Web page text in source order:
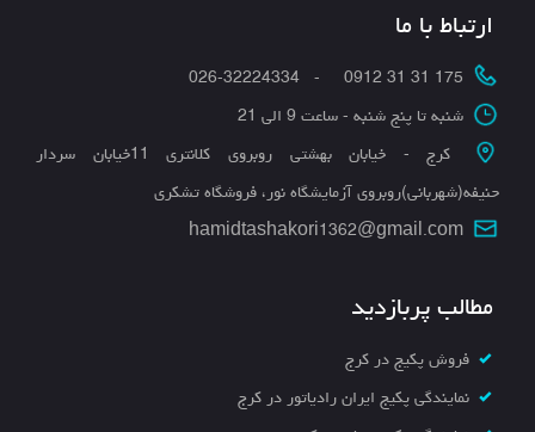
ارتباط با ما
175 31 31 0912 - 026-32224334
شنبه تا پنج شنبه - ساعت 9 الی 21
کرج - خیابان بهشتی روبروی کلانتری 11خیابان سردار
حنیفه(شهربانی)روبروی آزمایشگاه نور، فروشگاه تشکری
hamidtashakori1362@gmail.com
مطالب پربازدید
فروش پکیج در کرج
نمایندگی پکیج ایران رادیاتور در کرج